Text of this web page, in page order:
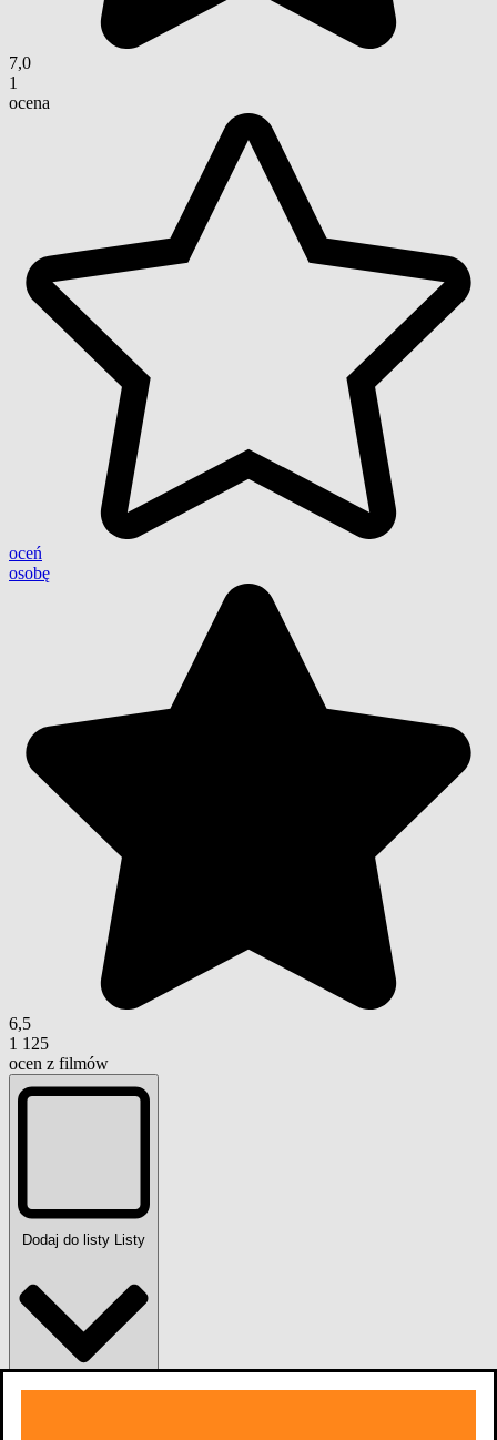
7,0
1
ocena
oceń
osobę
6,5
1 125
ocen z filmów
Dodaj do listy Listy